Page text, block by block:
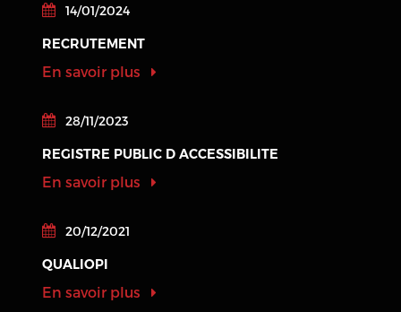
14/01/2024
RECRUTEMENT
En savoir plus
28/11/2023
REGISTRE PUBLIC D ACCESSIBILITE
En savoir plus
20/12/2021
QUALIOPI
En savoir plus